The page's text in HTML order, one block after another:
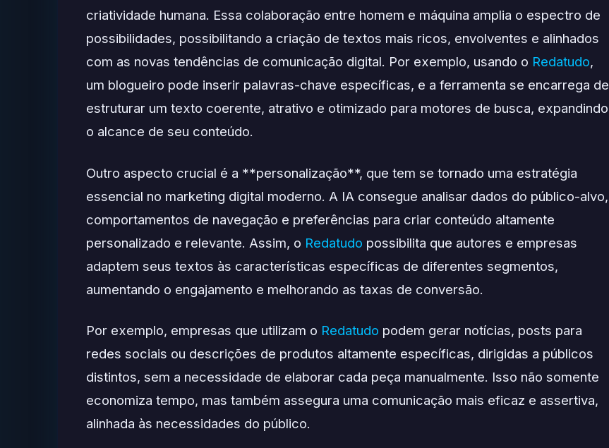
criatividade humana. Essa colaboração entre homem e máquina amplia o espectro de
possibilidades, possibilitando a criação de textos mais ricos, envolventes e alinhados
com as novas tendências de comunicação digital. Por exemplo, usando o Redatudo,
um blogueiro pode inserir palavras-chave específicas, e a ferramenta se encarrega de
estruturar um texto coerente, atrativo e otimizado para motores de busca, expandindo
o alcance de seu conteúdo.
Outro aspecto crucial é a **personalização**, que tem se tornado uma estratégia
essencial no marketing digital moderno. A IA consegue analisar dados do público-alvo,
comportamentos de navegação e preferências para criar conteúdo altamente
personalizado e relevante. Assim, o Redatudo possibilita que autores e empresas
adaptem seus textos às características específicas de diferentes segmentos,
aumentando o engajamento e melhorando as taxas de conversão.
Por exemplo, empresas que utilizam o Redatudo podem gerar notícias, posts para
redes sociais ou descrições de produtos altamente específicas, dirigidas a públicos
distintos, sem a necessidade de elaborar cada peça manualmente. Isso não somente
economiza tempo, mas também assegura uma comunicação mais eficaz e assertiva,
alinhada às necessidades do público.